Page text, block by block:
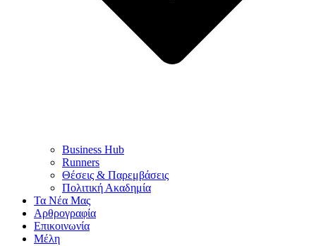
Business Hub
Runners
Θέσεις & Παρεμβάσεις
Πολιτική Ακαδημία
Τα Νέα Μας
Αρθρογραφία
Επικοινωνία
Μέλη